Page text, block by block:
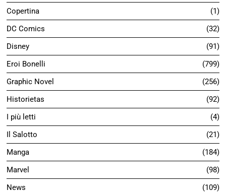
Copertina
1
DC Comics
32
Disney
91
Eroi Bonelli
799
Graphic Novel
256
Historietas
92
I più letti
4
Il Salotto
21
Manga
184
Marvel
98
News
109